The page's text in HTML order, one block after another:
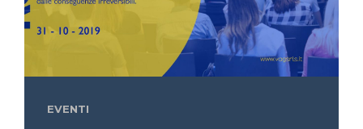
EVENTI